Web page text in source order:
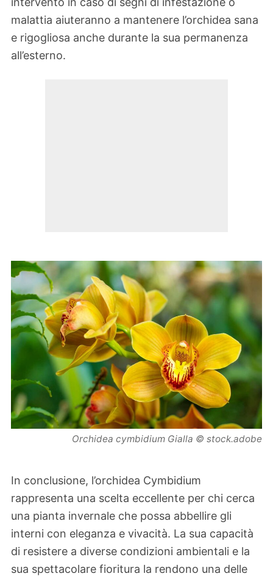
malattia aiuteranno a mantenere l’orchidea sana
e rigogliosa anche durante la sua permanenza
all’esterno.
Orchidea cymbidium Gialla © stock.adobe
In conclusione, l’orchidea Cymbidium
rappresenta una scelta eccellente per chi cerca
una pianta invernale che possa abbellire gli
interni con eleganza e vivacità. La sua capacità
di resistere a diverse condizioni ambientali e la
sua spettacolare fioritura la rendono una delle